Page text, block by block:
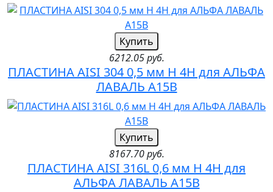
Купить
6212.05 руб.
ПЛАСТИНА AISI 304 0,5 мм H 4H для АЛЬФА
ЛАВАЛЬ A15B
Купить
8167.70 руб.
ПЛАСТИНА AISI 316L 0,6 мм H 4H для
АЛЬФА ЛАВАЛЬ A15B